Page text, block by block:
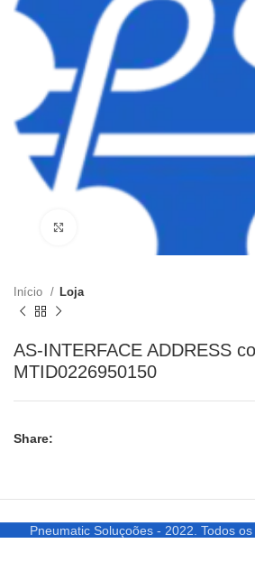
Clique para ampliar
Início Loja
AS-INTERFACE ADDRESS
MTID0226950150
Share:
Pneumatic Soluçoões - 2022. Todos